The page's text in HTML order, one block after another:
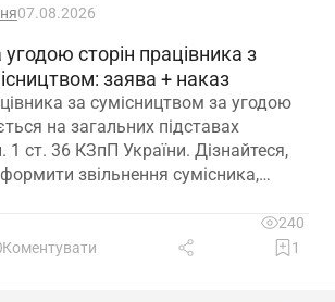
07.08.2026
сторін працівника з
заява + наказ
за сумісництвом за угодою
на загальних підставах
1 ст. 36 КЗпП України. Дізнайтеся,
звільнення сумісника,
між працівником і
240
Коментувати
1